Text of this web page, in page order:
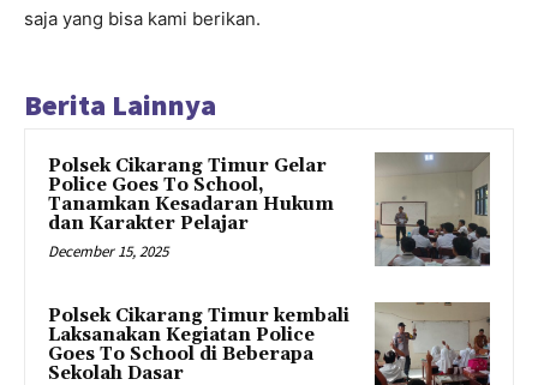
saja yang bisa kami berikan.
Berita Lainnya
Polsek Cikarang Timur Gelar
Police Goes To School,
Tanamkan Kesadaran Hukum
dan Karakter Pelajar
December 15, 2025
Polsek Cikarang Timur kembali
Laksanakan Kegiatan Police
Goes To School di Beberapa
Sekolah Dasar